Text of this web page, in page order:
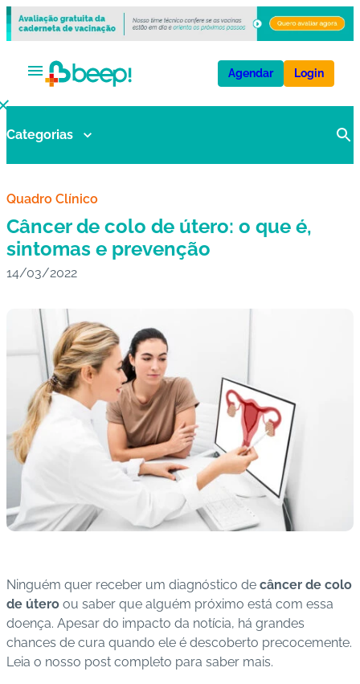
V
a
n
s
E
e
s
I
bi
ol
c
o
s
Pl
Agendar Login
Categorias
Quadro Clínico
Câncer de colo de útero: o que é,
sintomas e prevenção
14/03/2022
Ninguém quer receber um diagnóstico de câncer de colo
de útero ou saber que alguém próximo está com essa
doença. Apesar do impacto da notícia, há grandes
chances de cura quando ele é descoberto precocemente.
Leia o nosso post completo para saber mais.